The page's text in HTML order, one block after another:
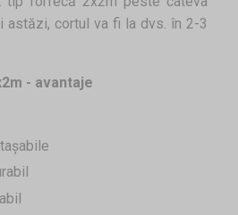
astăzi, cortul va fi la dvs. în 2-3
- avantaje